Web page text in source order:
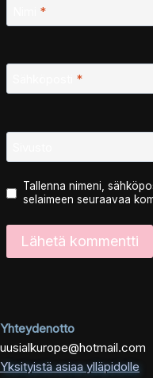
*
*
Tallenna nimeni,
selaimeen seuraavaa
Yhteydenotto
uusialkurope@hotmail.com
Yksityistä asiaa ylläpidolle